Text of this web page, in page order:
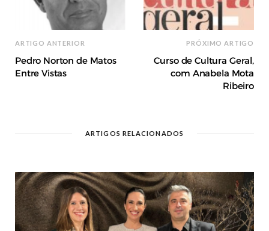
ARTIGO ANTERIOR
Pedro Norton de Matos
Entre Vistas
PRÓXIMO ARTIGO
Curso de Cultura Geral,
com Anabela Mota
Ribeiro
ARTIGOS RELACIONADOS